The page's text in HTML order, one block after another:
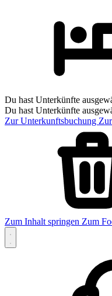
Du hast Unterkünfte
Du hast Unterkünfte
Zur Unterkunftsbuchung
Zum Inhalt springen Zum